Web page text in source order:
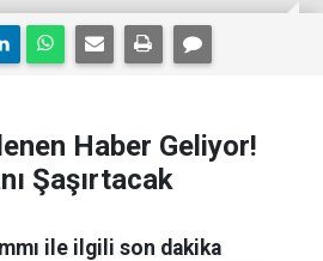
Haber Geliyor!
Şaşırtacak
ile ilgili son dakika